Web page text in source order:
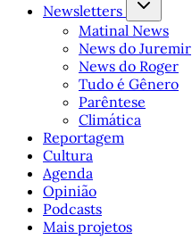
Newsletters
Matinal News
News do Juremir
News do Roger
Tudo é Gênero
Parêntese
Climática
Reportagem
Cultura
Agenda
Opinião
Podcasts
Mais projetos